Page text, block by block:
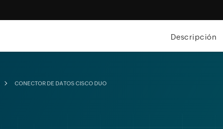
Descripción
CONECTOR DE DATOS CISCO DUO